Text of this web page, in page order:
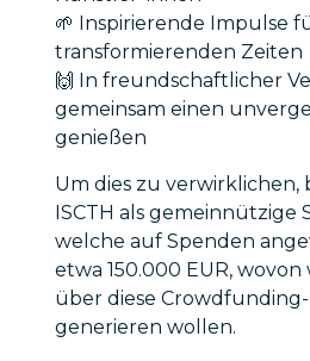
🌱 Inspirierende Impulse
transformierenden Zeiten
🙌 In freundschaftlicher
gemeinsam einen
genießen
Um dies zu verwirklichen,
ISCTH als gemeinnützige
welche auf Spenden
etwa 150.000 EUR, wovon
über diese
generieren wollen.